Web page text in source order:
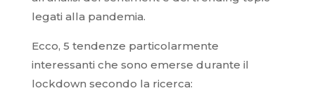
legati alla pandemia.
Ecco, 5 tendenze particolarmente
interessanti che sono emerse durante il
lockdown secondo la ricerca: